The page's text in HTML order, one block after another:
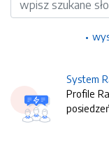
System
Profile